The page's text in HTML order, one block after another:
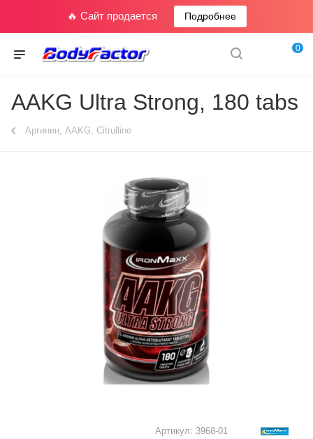
🔥 Сайт продается Подробнее
0
AAKG Ultra Strong, 180 tabs
Аргинин, AAKG, Citrulline
Артикул: 3968-01